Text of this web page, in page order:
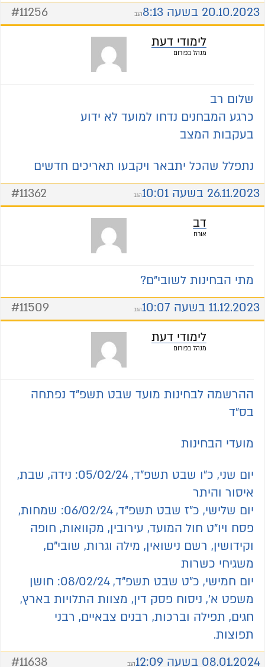
20.10.2023 בשעה 8:13 #11256 הגב
לימודי דעת
מנהל בפורום
שלום רב
כרגע המבחנים נדחו למועד לא ידוע
בעקבות המצב
נתפלל שהכל יתבאר ויקבעו תאריכים חדשים
26.11.2023 בשעה 10:01
#11362 הגב
דב
אורח
מתי הבחינות לשובי"ם?
11.12.2023 בשעה 10:07
#11509 הגב
לימודי דעת
מנהל בפורום
ההרשמה לבחינות מועד שבט תשפ"ד נפתחה
בס"ד
מועדי הבחינות
יום שני, כ"ו שבט תשפ"ד, 05/02/24: נידה, שבת,
איסור והיתר
יום שלישי, כ"ז שבט תשפ"ד, 06/02/24: שמחות,
פסח ויו"ט חול המועד, עירובין, מקוואות, חופה
וקידושין, רשם נישואין, מילה וגרות, שובי"ם,
משגיחי כשרות
יום חמישי, כ"ט שבט תשפ"ד, 08/02/24: חושן
משפט א', ניסוח פסק דין, מצוות התלויות בארץ,
חגים, תפילה וברכות, רבנים צבאיים, רבני
תפוצות.
08.01.2024 בשעה 12:09
#11638 הגב